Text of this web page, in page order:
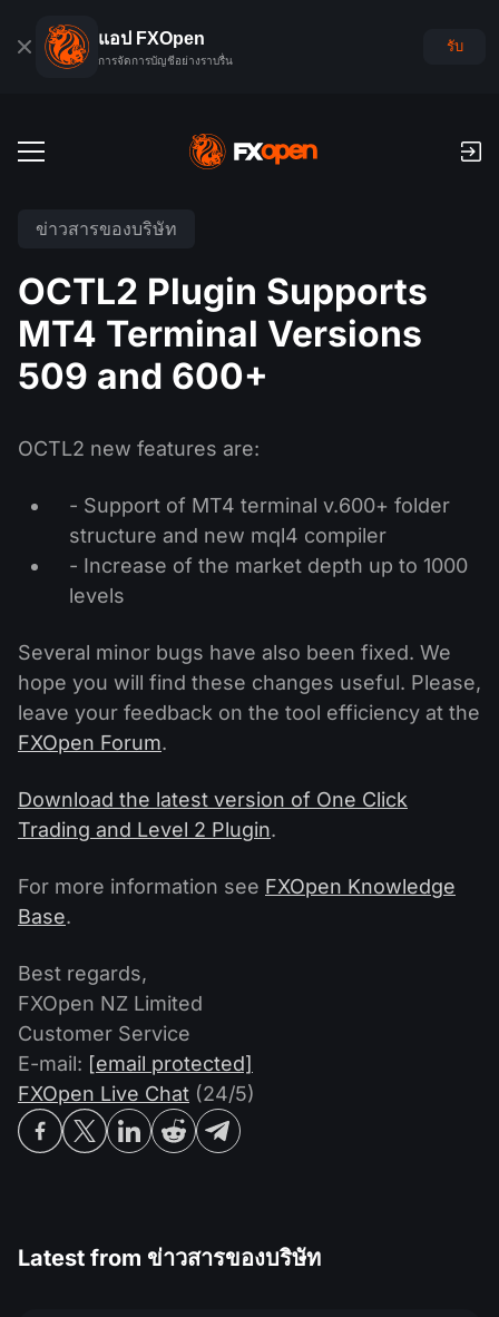
แอป FXOpen
การจัดการบัญชีอย่างราบรื่น
รับ
บัญชีฟอเร็กซ์เดโม
ค่าคอมมิชชั่นและสว๊อป
การชำระเงิน
การฝากเงินและถอนเงิน
PAMM
การจัดอันดับบัญชี PAMM
PAMM คืออะไร?
PAMM ECN
Masters และ Followers
เครื่องมือของเทรดเดอร์
โปรโมชั่น
การแข่งขันฟอเร็กซ์
ฟอเร็กซ์
ดัชนี
ยหุ้น
ETF
สกุลเงินดิจิตอล
แพลตฟอร์มเทรด
TickTrader
FXOpen App
ข่าวสารและการวิเคราะห์
ปฏิทินเงินปันผล
ฟอรั่มฟอเร็กซ์
การเทรด CFD คืออะไร?
การเทรด ECN คืออะไร?
ทำไมเรา?
ข่าวสารของบริษัท
OCTL2 Plugin Supports
MT4 Terminal Versions
509 and 600+
OCTL2 new features are:
- Support of MT4 terminal v.600+ folder
structure and new mql4 compiler
- Increase of the market depth up to 1000
levels
Several minor bugs have also been fixed. We
hope you will find these changes useful. Please,
leave your feedback on the tool efficiency at the
FXOpen Forum.
Download the latest version of One Click
Trading and Level 2 Plugin.
For more information see FXOpen Knowledge
Base.
Best regards,
FXOpen NZ Limited
Customer Service
E-mail: [email protected]
FXOpen Live Chat (24/5)
Latest from ข่าวสารของบริษัท